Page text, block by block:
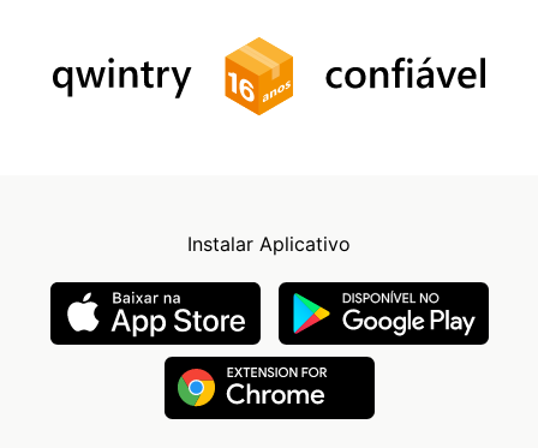
Instalar Aplicativo